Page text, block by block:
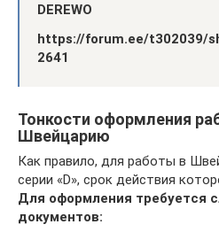
DEREWO
https://forum.ee/t302039/
2641
Тонкости оформления
Швейцарию
Как правило, для работы в
серии «D», срок действия
Для оформления требуется
документов: